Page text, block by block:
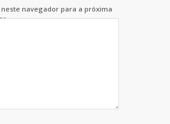
navegador para a próxima